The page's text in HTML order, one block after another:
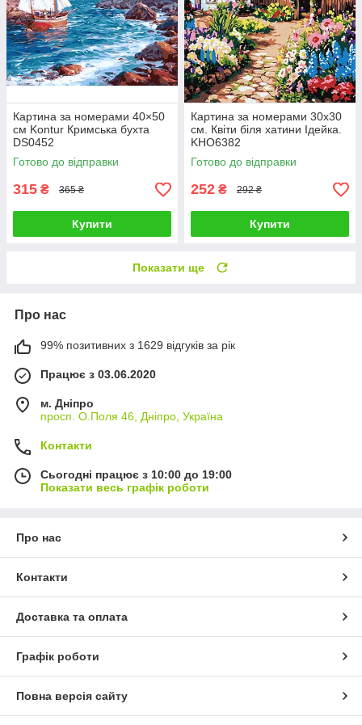
Картина за номерами 40×50
см Kontur Кримська бухта
DS0452
Готово до відправки
315 ₴ 365 ₴
Купити
Картина за номерами 30х30
см. Квіти біля хатини Ідейка.
KHO6382
Готово до відправки
252 ₴ 292 ₴
Купити
Показати ще
Про нас
99% позитивних з 1629 відгуків за рік
Працює з 03.06.2020
м. Дніпро
просп. О.Поля 46, Дніпро, Україна
Контакти
Сьогодні працює з 10:00 до 19:00
Показати весь графік роботи
Про нас
Контакти
Доставка та оплата
Графік роботи
Повна версія сайту